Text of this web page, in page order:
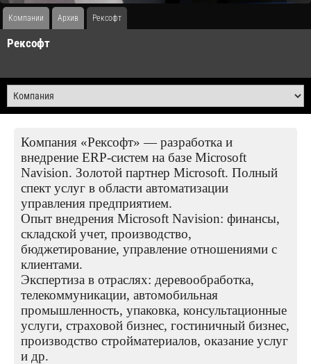
Компании Архив Рексофт
Рексофт
Компания «Рексофт» — разработка и
внедрение ERP-систем на базе Microsoft
Navision. Золотой партнер Microsoft. Полный
спект услуг в области автоматизации
управления предприятием.
Опыт внедрения Microsoft Navision: финансы,
складской учет, производство,
бюджетирование, управление отношениями с
клиентами.
Экспертиза в отраслях: деревообработка,
телекоммуникации, автомобильная
промышленность, упаковка, консультационные
услуги, страховой бизнес, гостиничный бизнес,
производство стройматериалов, оказание услуг
и др.